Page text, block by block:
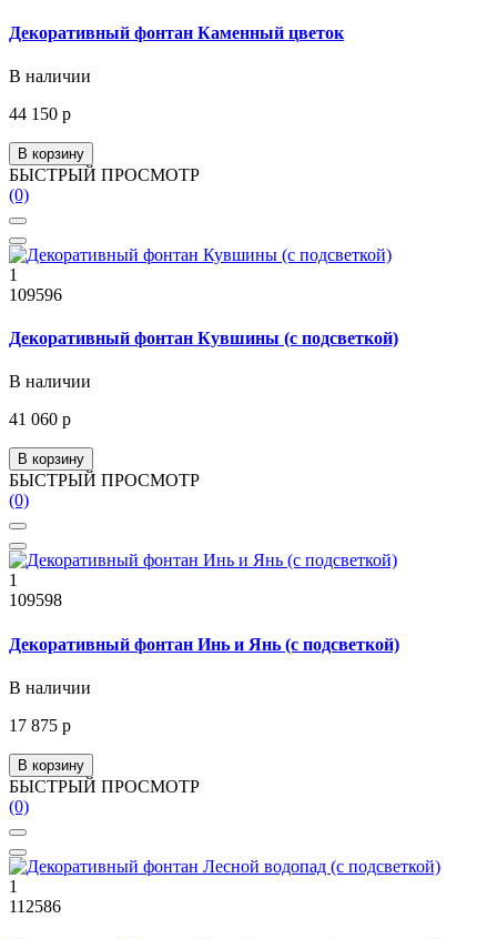
Декоративный фонтан Каменный цветок
В наличии
44 150 р
В корзину
БЫСТРЫЙ ПРОСМОТР
(0)
1
109596
Декоративный фонтан Кувшины (с подсветкой)
В наличии
41 060 р
В корзину
БЫСТРЫЙ ПРОСМОТР
(0)
1
109598
Декоративный фонтан Инь и Янь (с подсветкой)
В наличии
17 875 р
В корзину
БЫСТРЫЙ ПРОСМОТР
(0)
1
112586